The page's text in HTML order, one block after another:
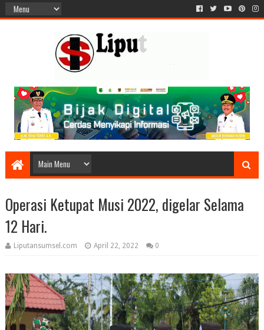
Operasi Ketupat Musi 2022, digelar Selama
12 Hari.
Liputansumsel.com April 22, 2022 0